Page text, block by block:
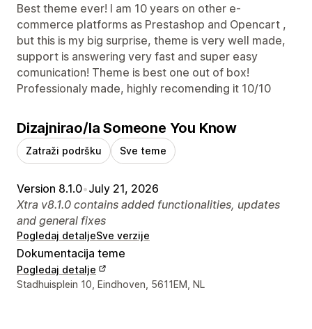
Best theme ever! I am 10 years on other e-
commerce platforms as Prestashop and Opencart ,
but this is my big surprise, theme is very well made,
support is answering very fast and super easy
comunication! Theme is best one out of box!
Professionaly made, highly recomending it 10/10
Dizajnirao/la Someone You Know
Zatraži podršku Sve teme
Version 8.1.0•July 21, 2026
Xtra v8.1.0 contains added functionalities, updates
and general fixes
Pogledaj detaljeSve verzije
Dokumentacija teme
Pogledaj detalje
Podaci za kontakt dizajnera
Stadhuisplein 10, Eindhoven, 5611EM, NL